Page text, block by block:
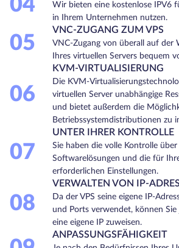
04
Wir bieten eine kostenlose IPV6
in Ihrem Unternehmen nutzen.
05
VNC-ZUGANG ZUM VPS
VNC-Zugang von überall auf der
Ihres virtuellen Servers bequem
06
KVM-VIRTUALISIERUNG
Die KVM-
virtuellen Server unabhängige
und bietet außerdem die
Betriebssystemdistributionen zu
07
UNTER IHRER KONTROLLE
Sie haben die volle Kontrolle über
Softwarelösungen und die für
erforderlichen Einstellungen.
08
VERWALTEN VON IP-
Da der VPS seine eigene IP-
und Ports verwendet, können
eine eigene IP zuweisen.
ANPASSUNGSFÄHIGKEIT